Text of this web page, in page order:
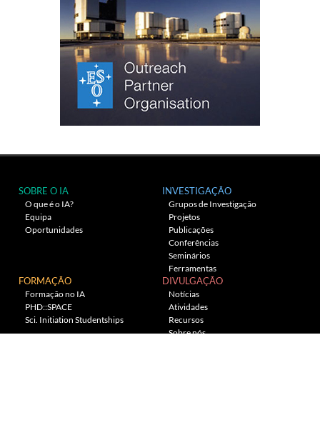
SOBRE O IA
O que é o IA?
Equipa
Oportunidades
INVESTIGAÇÃO
Grupos de Investigação
Projetos
Publicações
Conferências
Seminários
Ferramentas
FORMAÇÃO
Formação no IA
PHD::SPACE
Sci. Initiation Studentships
DIVULGAÇÃO
Notícias
Atividades
Recursos
Sobre nós